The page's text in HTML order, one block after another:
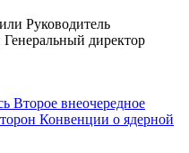
Руководитель
директор
Второе внеочередное
Конвенции о ядерной